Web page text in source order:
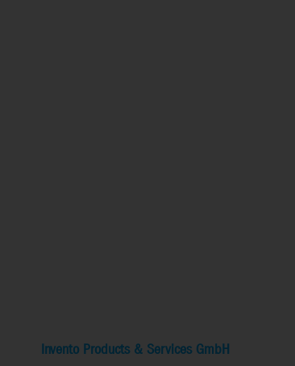
Invento Products & Services GmbH